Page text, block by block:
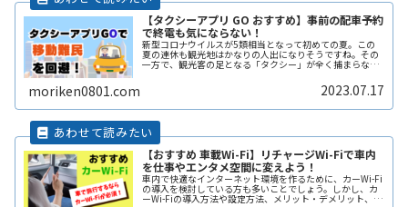
【タクシーアプリ GO おすすめ】事前の配車予約
で終電も気にならない！
新型コロナウイルスが5類相当となって初めての夏。この
夏の連休も観光地はかなりの人出になりそうですね。その
一方で、観光客の足となる「タクシー」が全く捕まらな
遊んで終電を逃した方へもおススメすReadMore...
moriken0801.com 2023.07.17
【おすすめ 車載Wi-Fi】リチャージWi-Fiで車内
を仕事やエンタメ空間に変えよう！
車内で快適なインターネット環境を作るために、カーWi-Fi
の導入を検討している方も多いことでしょう。しかし、カ
ーWi-Fiの導入方法や設定方法、メリット・デメリット、注